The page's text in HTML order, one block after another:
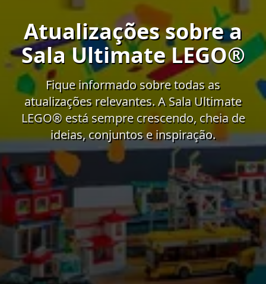
Atualizações sobre a
Sala Ultimate LEGO®
Fique informado sobre todas as
atualizações relevantes. A Sala Ultimate
LEGO® está sempre crescendo, cheia de
ideias, conjuntos e inspiração.